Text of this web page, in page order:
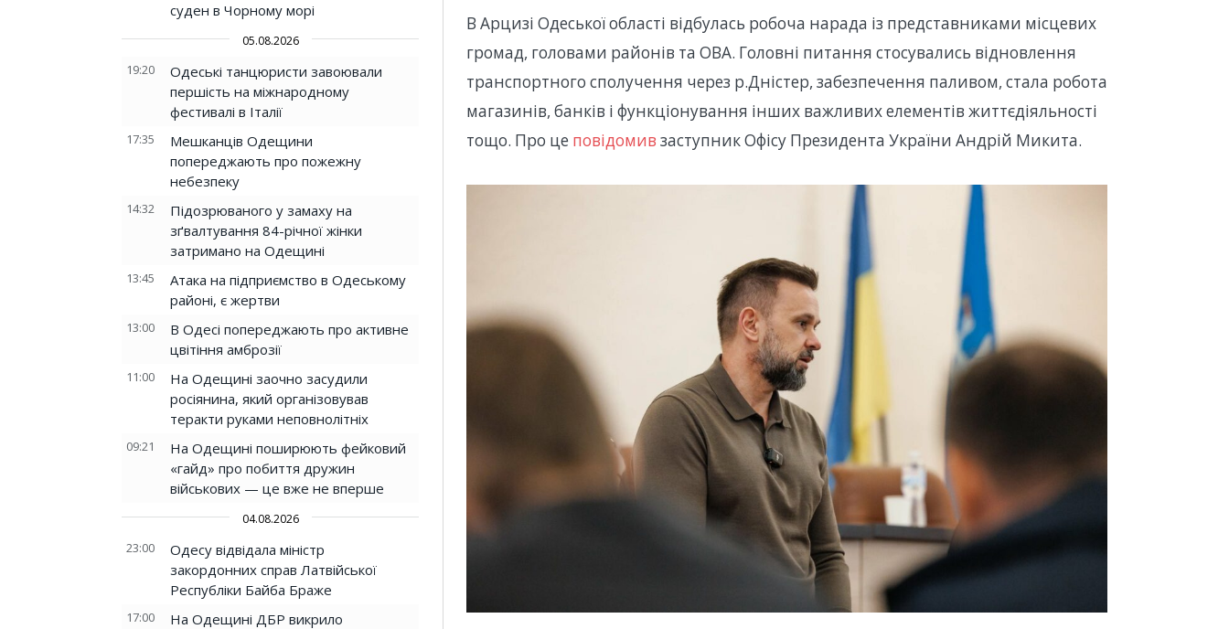
суден в Чорному морі
05.08.2026
19:20
Одеські танцюристи завоювали
першість на міжнародному
фестивалі в Італії
17:35
Мешканців Одещини
попереджають про пожежну
небезпеку
14:32
Підозрюваного у замаху на
зґвалтування 84-річної жінки
затримано на Одещині
13:45
Атака на підприємство в Одеському
районі, є жертви
13:00
В Одесі попереджають про активне
цвітіння амброзії
11:00
На Одещині заочно засудили
росіянина, який організовував
теракти руками неповнолітніх
09:21
На Одещині поширюють фейковий
«гайд» про побиття дружин
військових — це вже не вперше
04.08.2026
23:00
Одесу відвідала міністр
закордонних справ Латвійської
Республіки Байба Браже
17:00
На Одещині ДБР викрило
В Арцизі Одеської області відбулась робоча нарада із представниками місцевих
громад, головами районів та ОВА. Головні питання стосувались відновлення
транспортного сполучення через р.Дністер, забезпечення паливом, стала робота
магазинів, банків і функціонування інших важливих елементів життєдіяльності
тощо. Про це повідомив заступник Офісу Президента України Андрій Микита.